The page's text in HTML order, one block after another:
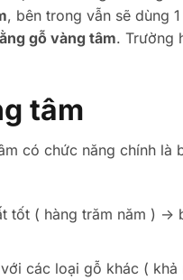
, bên trong vẫn sẽ dùng 1
gỗ vàng tâm. Trường
tâm
có chức năng chính là
tốt ( hàng trăm năm ) -
các loại gỗ khác (